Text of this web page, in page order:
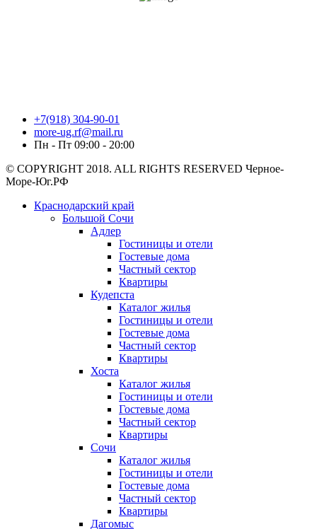
+7(918) 304-90-01
more-ug.rf@mail.ru
Пн - Пт 09:00 - 20:00
© COPYRIGHT 2018. ALL RIGHTS RESERVED Черное-
Море-Юг.РФ
Краснодарский край
Большой Сочи
Адлер
Гостиницы и отели
Гостевые дома
Частный сектор
Квартиры
Кудепста
Каталог жилья
Гостиницы и отели
Гостевые дома
Частный сектор
Квартиры
Хоста
Каталог жилья
Гостиницы и отели
Гостевые дома
Частный сектор
Квартиры
Сочи
Каталог жилья
Гостиницы и отели
Гостевые дома
Частный сектор
Квартиры
Дагомыс